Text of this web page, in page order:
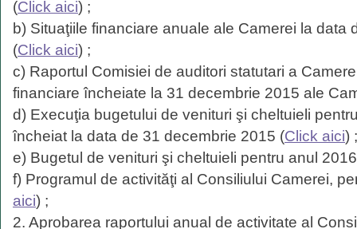
(Click aici) ;
b) Situaţiile financiare anuale ale Camerei la data
(Click aici) ;
c) Raportul Comisiei de auditori statutari a
financiare încheiate la 31 decembrie 2015 ale
d) Execuţia bugetului de venituri şi cheltuieli
încheiat la data de 31 decembrie 2015 (Click aici) ;
e) Bugetul de venituri şi cheltuieli pentru anul
f) Programul de activităţi al Consiliului Camerei,
aici) ;
2. Aprobarea raportului anual de activitate al